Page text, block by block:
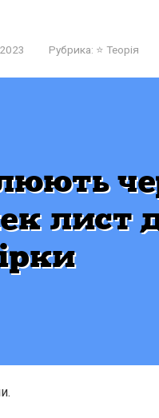
Рубрика: ⭐ Теорія